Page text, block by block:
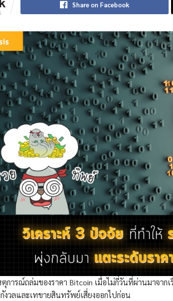
Share on Facebook
ตุการณ์ถล่มของราคา Bitcoin เมื่อไม่กี่วันที่ผ่านมาจาก
งวลและเทขายสินทรัพย์เสี่ยงออกไปก่อน